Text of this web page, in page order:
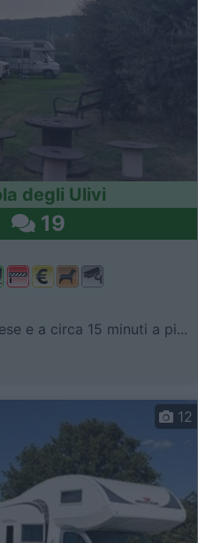
degli Ulivi
19
e a circa 15 minuti a pi...
12